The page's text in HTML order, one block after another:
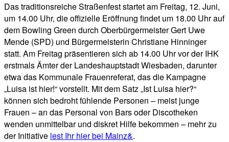
Das traditionsreiche Straßenfest startet am Freitag, 12. Juni,
um 14.00 Uhr, die offizielle Eröffnung findet um 18.00 Uhr auf
dem Bowling Green durch Oberbürgermeister Gert Uwe
Mende (SPD) und Bürgermeisterin Christiane Hinninger
statt. Am Freitag präsentieren sich ab 14.00 Uhr vor der IHK
erstmals Ämter der Landeshauptstadt Wiesbaden, darunter
etwa das Kommunale Frauenreferat, das die Kampagne
„Luisa ist hier!“ vorstellt. Mit dem Satz „Ist Luisa hier?“
können sich bedroht fühlende Personen – meist junge
Frauen – an das Personal von Bars oder Discotheken
wenden unmittelbar und diskret Hilfe bekommen – mehr zu
der Initiative lest Ihr hier bei Mainz&.